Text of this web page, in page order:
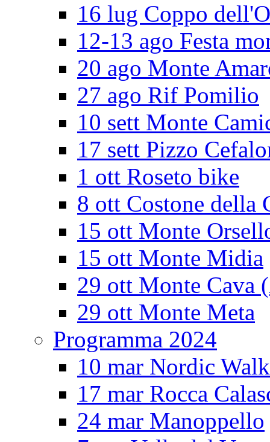
16 lug Coppo
12-13 ago Festa
20 ago Monte
27 ago Rif Pomilio
10 sett Monte
17 sett Pizzo
1 ott Roseto bike
8 ott Costone della
15 ott Monte
15 ott Monte Midia
29 ott Monte Cava
29 ott Monte Meta
Programma 2024
10 mar Nordic
17 mar Rocca
24 mar Manoppello